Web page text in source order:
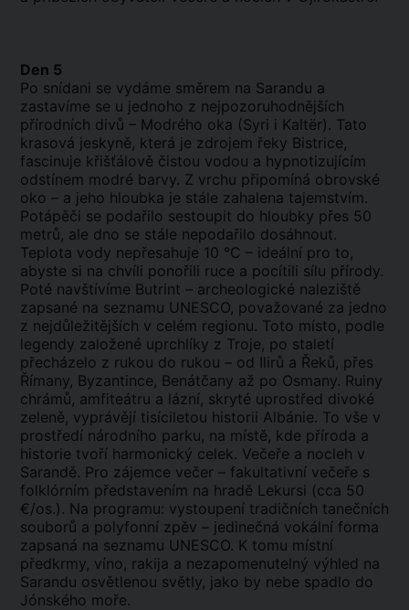
Den 5
Po snídani se vydáme směrem na Sarandu a
zastavíme se u jednoho z nejpozoruhodnějších
přírodních divů – Modrého oka (Syri i Kaltër). Tato
krasová jeskyně, která je zdrojem řeky Bistrice,
fascinuje křišťálově čistou vodou a hypnotizujícím
odstínem modré barvy. Z vrchu připomíná obrovské
oko – a jeho hloubka je stále zahalena tajemstvím.
Potápěči se podařilo sestoupit do hloubky přes 50
metrů, ale dno se stále nepodařilo dosáhnout.
Teplota vody nepřesahuje 10 °C – ideální pro to,
abyste si na chvíli ponořili ruce a pocítili sílu přírody.
Poté navštívíme Butrint – archeologické naleziště
zapsané na seznamu UNESCO, považované za jedno
z nejdůležitějších v celém regionu. Toto místo, podle
legendy založené uprchlíky z Troje, po staletí
přecházelo z rukou do rukou – od Ilirů a Řeků, přes
Římany, Byzantince, Benátčany až po Osmany. Ruiny
chrámů, amfiteátru a lázní, skryté uprostřed divoké
zeleně, vyprávějí tisíciletou historii Albánie. To vše v
prostředí národního parku, na místě, kde příroda a
historie tvoří harmonický celek. Večeře a nocleh v
Sarandě. Pro zájemce večer – fakultativní večeře s
folklórním představením na hradě Lekursi (cca 50
€/os.). Na programu: vystoupení tradičních tanečních
souborů a polyfonní zpěv – jedinečná vokální forma
zapsaná na seznamu UNESCO. K tomu místní
předkrmy, víno, rakija a nezapomenutelný výhled na
Sarandu osvětlenou světly, jako by nebe spadlo do
Jónského moře.